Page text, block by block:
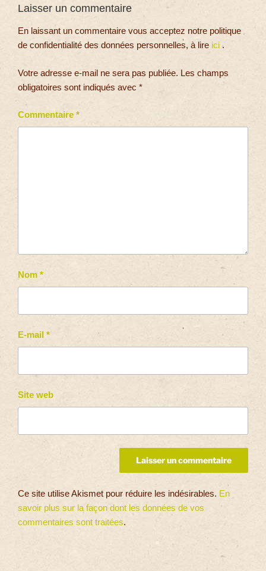
Laisser un commentaire
En laissant un commentaire vous acceptez notre politique
de confidentialité des données personnelles, à lire ici .
Votre adresse e-mail ne sera pas publiée. Les champs
obligatoires sont indiqués avec *
Commentaire *
Nom *
E-mail *
Site web
Ce site utilise Akismet pour réduire les indésirables. En
savoir plus sur la façon dont les données de vos
commentaires sont traitées.